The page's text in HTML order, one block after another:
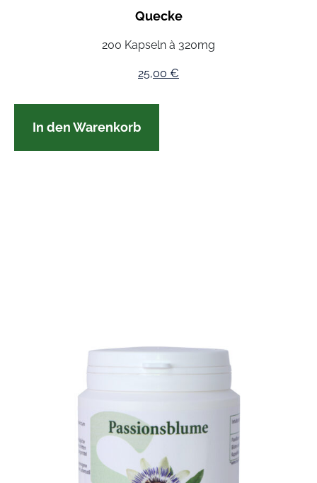
Quecke
200 Kapseln à 320mg
25,00 €
In den Warenkorb